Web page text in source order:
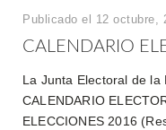
Publicado el 12 octubre,
CALENDARIO
La Junta Electoral de
CALENDARIO
ELECCIONES 2016